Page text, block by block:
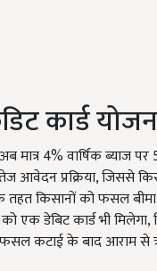
कार्ड
मात्र 4% वार्षिक ब्याज
आवेदन प्रक्रिया, जिससे
किसानों को फसल बीमा
को एक डेबिट कार्ड भी
कटाई के बाद आराम से